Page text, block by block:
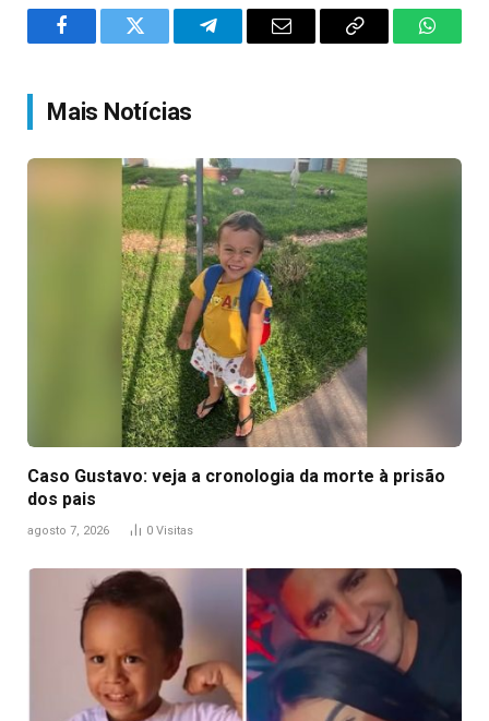
FacebookTwitter TelegramEmail
Copy
Mais Notícias
Caso Gustavo: veja a cronologia da morte à prisão
dos pais
agosto 7, 2026 0 Visitas